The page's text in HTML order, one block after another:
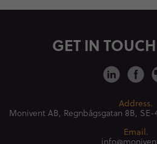
GET IN
Address.
Monivent AB, Regnbågsgatan 8B, SE-
Email.